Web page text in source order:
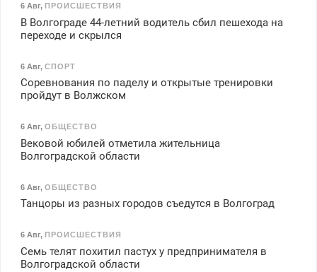
6 Авг, ПРОИСШЕСТВИЯ
В Волгограде 44-летний водитель сбил пешехода на
переходе и скрылся
6 Авг, СПОРТ
Соревнования по паделу и открытые тренировки
пройдут в Волжском
6 Авг, ОБЩЕСТВО
Вековой юбилей отметила жительница
Волгоградской области
6 Авг, ОБЩЕСТВО
Танцоры из разных городов съедутся в Волгоград
6 Авг, ПРОИСШЕСТВИЯ
Семь телят похитил пастух у предпринимателя в
Волгоградской области